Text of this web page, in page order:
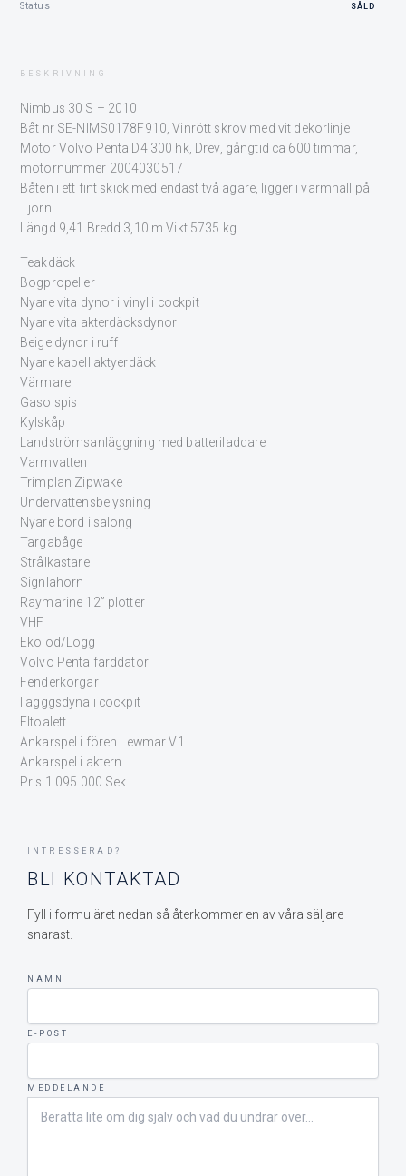
Status SÅLD
BESKRIVNING
Nimbus 30 S – 2010
Båt nr SE-NIMS0178F910, Vinrött skrov med vit dekorlinje
Motor Volvo Penta D4 300 hk, Drev, gångtid ca 600 timmar,
motornummer 2004030517
Båten i ett fint skick med endast två ägare, ligger i varmhall på
Tjörn
Längd 9,41 Bredd 3,10 m Vikt 5735 kg
Teakdäck
Bogpropeller
Nyare vita dynor i vinyl i cockpit
Nyare vita akterdäcksdynor
Beige dynor i ruff
Nyare kapell aktyerdäck
Värmare
Gasolspis
Kylskåp
Landströmsanläggning med batteriladdare
Varmvatten
Trimplan Zipwake
Undervattensbelysning
Nyare bord i salong
Targabåge
Strålkastare
Signlahorn
Raymarine 12” plotter
VHF
Ekolod/Logg
Volvo Penta färddator
Fenderkorgar
Ilägggsdyna i cockpit
Eltoalett
Ankarspel i fören Lewmar V1
Ankarspel i aktern
Pris 1 095 000 Sek
INTRESSERAD?
BLI KONTAKTAD
Fyll i formuläret nedan så återkommer en av våra säljare
snarast.
NAMN
E-POST
MEDDELANDE